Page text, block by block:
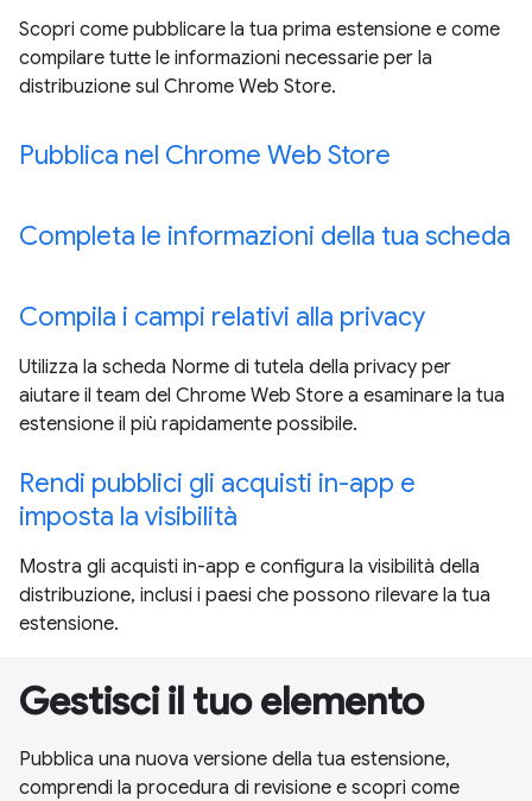
Scopri come pubblicare la tua prima estensione e come
compilare tutte le informazioni necessarie per la
distribuzione sul Chrome Web Store.
Pubblica nel Chrome Web Store
Completa le informazioni della tua scheda
Compila i campi relativi alla privacy
Utilizza la scheda Norme di tutela della privacy per
aiutare il team del Chrome Web Store a esaminare la tua
estensione il più rapidamente possibile.
Rendi pubblici gli acquisti in-app e
imposta la visibilità
Mostra gli acquisti in-app e configura la visibilità della
distribuzione, inclusi i paesi che possono rilevare la tua
estensione.
Gestisci il tuo elemento
Pubblica una nuova versione della tua estensione,
comprendi la procedura di revisione e scopri come